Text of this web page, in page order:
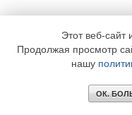
Этот веб-сайт
Продолжая просмотр
нашу
ОК.